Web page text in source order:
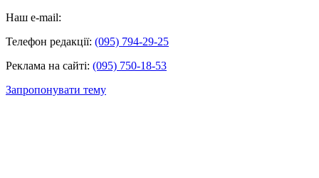
Наш e-mail:
Телефон редакції: (095) 794-29-25
Реклама на сайті: (095) 750-18-53
Запропонувати тему